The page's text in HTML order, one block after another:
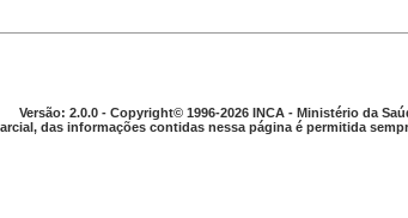
Versão: 2.0.0 - Copyright© 1996-2026 INCA - Ministério da
das informações contidas nessa página é permitida